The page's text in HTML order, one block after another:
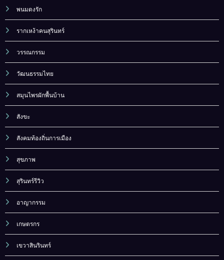
พนมดงรัก
รากเหง้าคนสุรินทร์
วรรณกรรม
วัฒนธรรมไทย
สมุนไพรผักพื้นบ้าน
สังขะ
สังคมท้องถิ่นการเมือง
สุขภาพ
สุรินทร์รีวิว
อาญากรรม
เกษตรกร
เขวาสินรินทร์